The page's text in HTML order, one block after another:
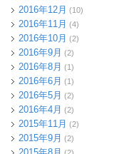
2016年12月 (10)
2016年11月 (4)
2016年10月 (2)
2016年9月 (2)
2016年8月 (1)
2016年6月 (1)
2016年5月 (2)
2016年4月 (2)
2015年11月 (2)
2015年9月 (2)